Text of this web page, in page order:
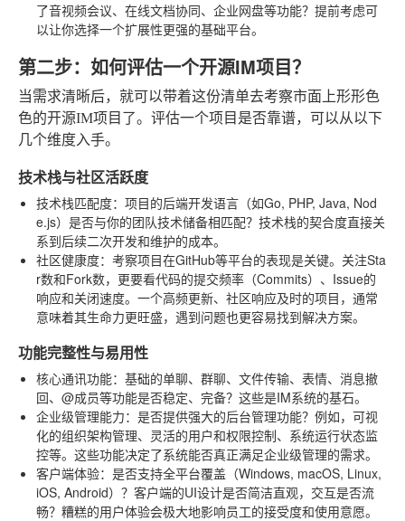
了音视频会议、在线文档协同、企业网盘等功能？提前考虑可
以让你选择一个扩展性更强的基础平台。
第二步：如何评估一个开源IM项目？
当需求清晰后，就可以带着这份清单去考察市面上形形色
色的开源IM项目了。评估一个项目是否靠谱，可以从以下
几个维度入手。
技术栈与社区活跃度
技术栈匹配度：项目的后端开发语言（如Go, PHP, Java, Nod
e.js）是否与你的团队技术储备相匹配？技术栈的契合度直接关
系到后续二次开发和维护的成本。
社区健康度：考察项目在GitHub等平台的表现是关键。关注Sta
r数和Fork数，更要看代码的提交频率（Commits）、Issue的
响应和关闭速度。一个高频更新、社区响应及时的项目，通常
意味着其生命力更旺盛，遇到问题也更容易找到解决方案。
功能完整性与易用性
核心通讯功能：基础的单聊、群聊、文件传输、表情、消息撤
回、@成员等功能是否稳定、完备？这些是IM系统的基石。
企业级管理能力：是否提供强大的后台管理功能？例如，可视
化的组织架构管理、灵活的用户和权限控制、系统运行状态监
控等。这些功能决定了系统能否真正满足企业级管理的需求。
客户端体验：是否支持全平台覆盖（Windows, macOS, Linux,
iOS, Android）？客户端的UI设计是否简洁直观，交互是否流
畅？糟糕的用户体验会极大地影响员工的接受度和使用意愿。